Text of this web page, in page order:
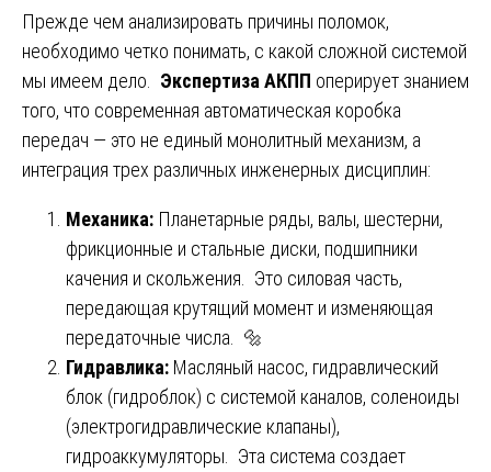
Прежде чем анализировать причины поломок,
необходимо четко понимать, с какой сложной системой
мы имеем дело. Экспертиза АКПП оперирует знанием
того, что современная автоматическая коробка
передач — это не единый монолитный механизм, а
интеграция трех различных инженерных дисциплин:
Механика: Планетарные ряды, валы, шестерни,
фрикционные и стальные диски, подшипники
качения и скольжения. Это силовая часть,
передающая крутящий момент и изменяющая
передаточные числа. 🔩
Гидравлика: Масляный насос, гидравлический
блок (гидроблок) с системой каналов, соленоиды
(электрогидравлические клапаны),
гидроаккумуляторы. Эта система создает